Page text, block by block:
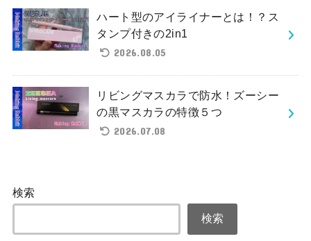
ハート型のアイライナーとは！？ス
タンプ付きの2in1
2026.08.05
リビングマスカラで防水！ズーシー
の黒マスカラの特徴５つ
2026.07.08
検索
検索